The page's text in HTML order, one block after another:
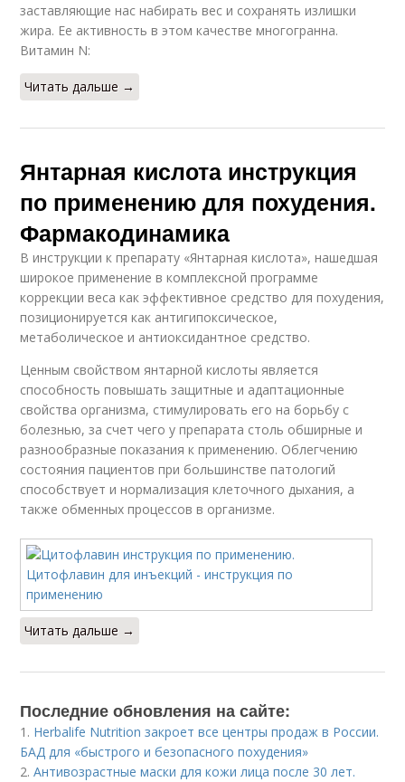
заставляющие нас набирать вес и сохранять излишки
жира. Ее активность в этом качестве многогранна.
Витамин N:
Читать дальше →
Янтарная кислота инструкция
по применению для похудения.
Фармакодинамика
В инструкции к препарату «Янтарная кислота», нашедшая
широкое применение в комплексной программе
коррекции веса как эффективное средство для похудения,
позиционируется как антигипоксическое,
метаболическое и антиоксидантное средство.
Ценным свойством янтарной кислоты является
способность повышать защитные и адаптационные
свойства организма, стимулировать его на борьбу с
болезнью, за счет чего у препарата столь обширные и
разнообразные показания к применению. Облегчению
состояния пациентов при большинстве патологий
способствует и нормализация клеточного дыхания, а
также обменных процессов в организме.
Читать дальше →
Последние обновления на сайте:
1. Herbalife Nutrition закроет все центры продаж в России.
БАД для «быстрого и безопасного похудения»
2.Антивозрастные маски для кожи лица после 30 лет.